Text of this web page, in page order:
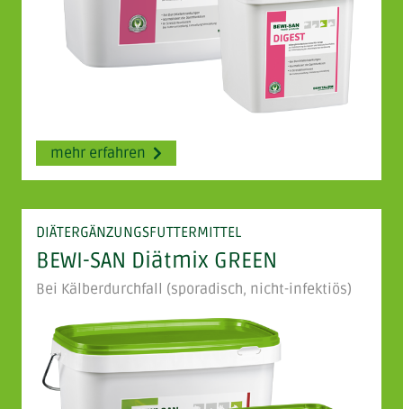
mehr erfahren
DIÄTERGÄNZUNGSFUTTERMITTEL
BEWI-SAN Diätmix GREEN
Bei Kälberdurchfall (sporadisch, nicht-infektiös)